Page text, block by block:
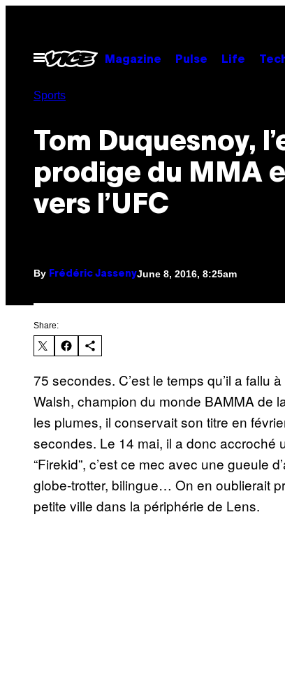
contentOpen
Menu
Magazine Pulse Life
Sports
Tom Duquesnoy,
prodige du MMA
vers l’UFC
By Frédéric JassenyJune 8, 2016, 8:25am
Share:
75 secondes. C’est le temps qu’il a fallu
Walsh, champion du monde BAMMA de
les plumes, il conservait son titre en
secondes. Le 14 mai, il a donc accroché
“Firekid”, c’est ce mec avec une gueule
globe-trotter, bilingue… On en oublierait
petite ville dans la périphérie de Lens.